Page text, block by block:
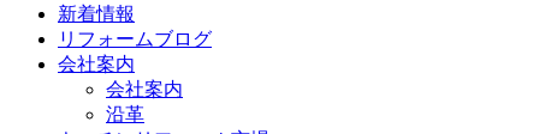
新着情報
リフォームブログ
会社案内
会社案内
沿革